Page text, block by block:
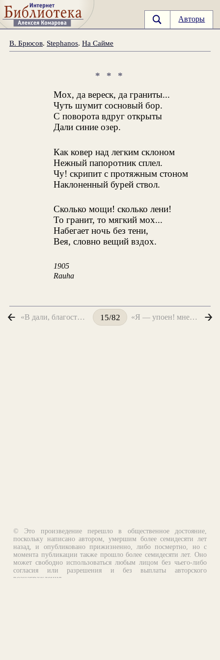
Авторы
В. Брюсов. Stephanos.На Сайме
* * *
Мох, да вереск, да граниты...
Чуть шумит сосновый бор.
С поворота вдруг открыты
Дали синие озер.
Как ковер над легким склоном
Нежный папоротник сплел.
Чу! скрипит с протяжным стоном
Наклоненный бурей ствол.
Сколько мощи! сколько лени!
То гранит, то мягкий мох...
Набегает ночь без тени,
Вея, словно вещий вздох.
1905
Rauha
«В дали, благостно сверкающей...» 15/82 «Я — упоен! мне ничего не надо!..»
© Это произведение перешло в общественное достояние,
поскольку написано автором, умершим более семидесяти лет
назад, и опубликовано прижизненно, либо посмертно, но с
момента публикации также прошло более семидесяти лет. Оно
может свободно использоваться любым лицом без чьего-либо
согласия или разрешения и без выплаты авторского
вознаграждения.